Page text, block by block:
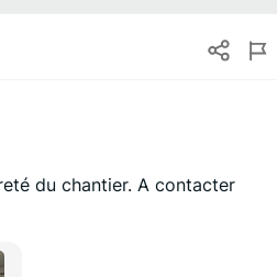
du chantier. A contacter